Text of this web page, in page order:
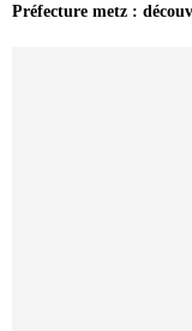
Préfecture metz :